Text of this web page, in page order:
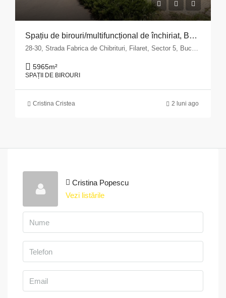
Spațiu de birouri/multifuncțional de închiriat, București, Sector 5 – zona Fabrica de Chibrituri
28-30, Strada Fabrica de Chibrituri, Filaret, Sector 5, Bucharest, 040542, Romania
5965m²
SPAȚII DE BIROURI
Cristina Cristea 2 luni ago
Cristina Popescu
Vezi listările